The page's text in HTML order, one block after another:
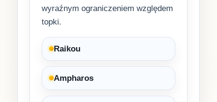
wyraźnym ograniczeniem względem
topki.
Raikou
Ampharos